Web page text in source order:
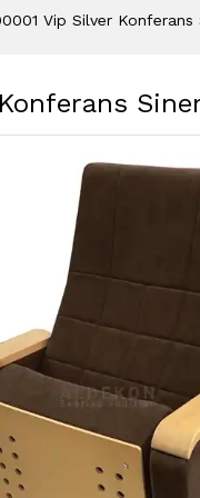
Vip Silver Konferans